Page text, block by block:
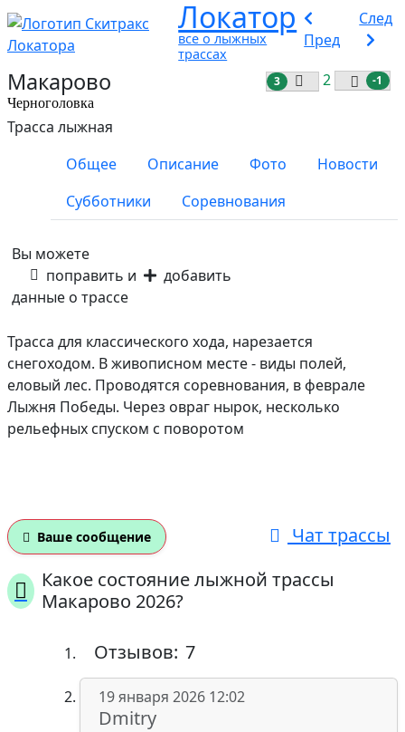
Локатор
все о лыжных
трассах
Пред
След
Макарово
Черноголовка
Трасса лыжная
3 2 -1
Общее Описание Фото
Новости
Субботники
Соревнования
Вы можете
поправить и
добавить
данные о трассе
Трасса для классического хода, нарезается
снегоходом. В живописном месте - виды полей,
еловый лес. Проводятся соревнования, в феврале
Лыжня Победы. Через овраг нырок, несколько
рельефных спуском с поворотом
Ваше сообщение
Чат трассы
Какое состояние лыжной трассы
Макарово 2026?
Отзывов: 7
19 января 2026 12:02
Dmitry